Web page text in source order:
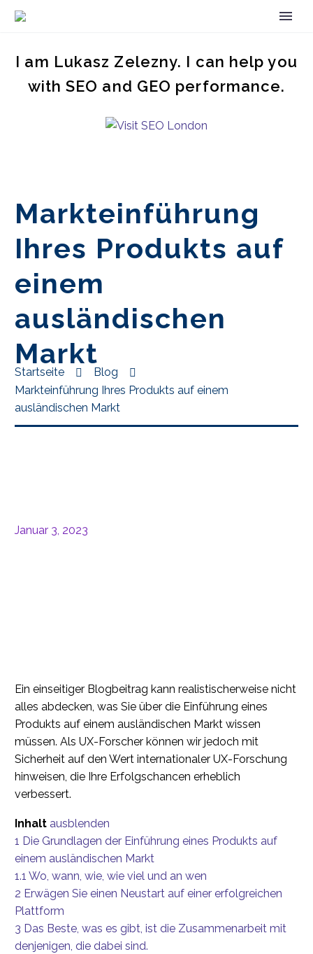
I am Lukasz Zelezny. I can help you
with SEO and GEO performance.
Markteinführung
Ihres Produkts auf
einem
ausländischen
Markt
Startseite
Blog
Markteinführung Ihres Produkts auf einem
ausländischen Markt
Januar 3, 2023
Ein einseitiger Blogbeitrag kann realistischerweise nicht
alles abdecken, was Sie über die Einführung eines
Produkts auf einem ausländischen Markt wissen
müssen. Als UX-Forscher können wir jedoch mit
Sicherheit auf den Wert internationaler UX-Forschung
hinweisen, die Ihre Erfolgschancen erheblich
verbessert.
Inhalt ausblenden
1 Die Grundlagen der Einführung eines Produkts auf
einem ausländischen Markt
1.1 Wo, wann, wie, wie viel und an wen
2 Erwägen Sie einen Neustart auf einer erfolgreichen
Plattform
3 Das Beste, was es gibt, ist die Zusammenarbeit mit
denjenigen, die dabei sind.